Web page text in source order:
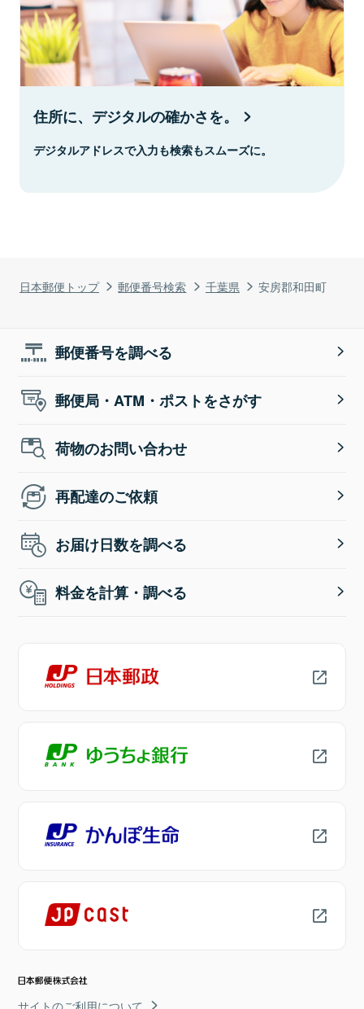
日本郵便トップ 郵便番号検索 千葉県 安房郡和田町
住所に、デジタルの確かさを。
デジタルアドレスで入力も検索もスムーズに。
郵便番号を調べる
郵便局・ATM・ポストをさがす
荷物のお問い合わせ
再配達のご依頼
お届け日数を調べる
料金を計算・調べる
サイトのご利用について